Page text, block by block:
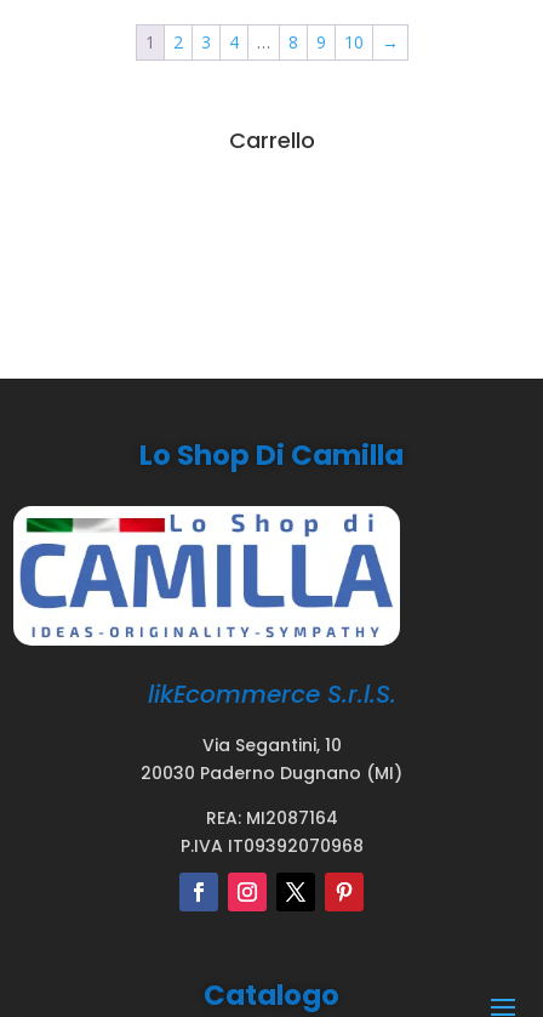
1 2 3 4 … 8 9 10 →
Carrello
Lo Shop Di Camilla
likEcommerce S.r.l.S.
Via Segantini, 10
20030 Paderno Dugnano (MI)
REA: MI2087164
P.IVA IT09392070968
Catalogo